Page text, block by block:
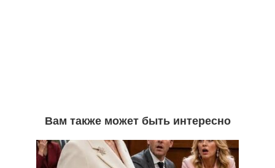
Вам также может быть интересно